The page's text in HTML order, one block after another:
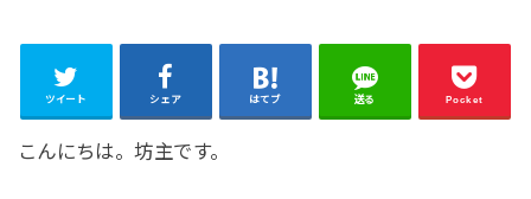
ツイート シェア はてブ 送る Pocket
こんにちは。坊主です。